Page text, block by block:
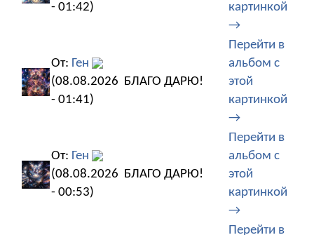
- 01:42)
картинкой
→
От: Ген
(08.08.2026
- 01:41)
БЛАГО ДАРЮ!
Перейти в
альбом с
этой
картинкой
→
От: Ген
(08.08.2026
- 00:53)
БЛАГО ДАРЮ!
Перейти в
альбом с
этой
картинкой
→
Перейти в